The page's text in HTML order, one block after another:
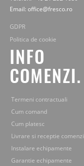
Email: office@fresco.ro
GDPR
Politica de cookie
INFO
COMENZI.
Termeni contractuali
Cum comand
Cum platesc
Livrare si receptie comenzi
Instalare echipamente
Garantie echipamente